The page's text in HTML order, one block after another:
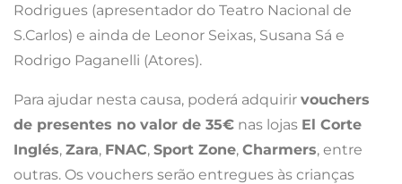
Rodrigues (apresentador do Teatro Nacional de
S.Carlos) e ainda de Leonor Seixas, Susana Sá e
Rodrigo Paganelli (Atores).
Para ajudar nesta causa, poderá adquirir vouchers
de presentes no valor de 35€ nas lojas El Corte
Inglés, Zara, FNAC, Sport Zone, Charmers, entre
outras. Os vouchers serão entregues às crianças